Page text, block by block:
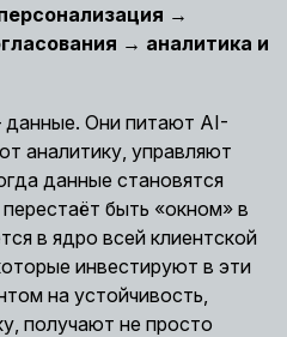
→
→ аналитика и
данные. Они питают AI-
аналитику, управляют
данные становятся
быть «окном» в
в ядро всей клиентской
инвестируют в эти
на устойчивость,
получают не просто